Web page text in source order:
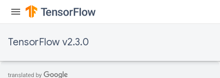
TensorFlow v2.3.0